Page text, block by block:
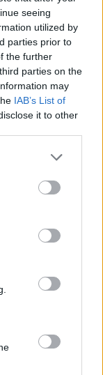
seeing
utilized by
parties prior to
the further
parties on the
may
IAB’s List of
it to other
μπορεί